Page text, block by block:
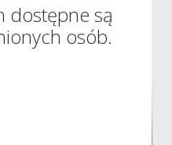
dostępne są
osób.